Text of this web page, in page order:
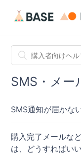
SMS・メー
SMS通知が届かな
購入完了メールな
は、どうすればい